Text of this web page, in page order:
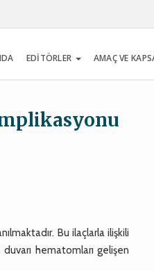
EDİTÖRLER AMAÇ VE
Bu ilaçlarla ilişkili
hematomları gelişen